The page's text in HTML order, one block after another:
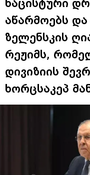
ნაცისტური
აწარმოებს
ზელენსკის
რეჟიმს,
დივიზიის
ხორცსაკეპ